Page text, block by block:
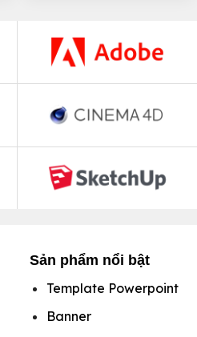
Sản phẩm nổi bật
Template Powerpoint
Banner